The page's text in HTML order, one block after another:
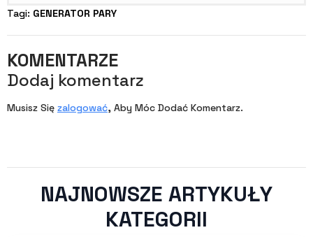
Tagi: GENERATOR PARY
KOMENTARZE
Dodaj komentarz
Musisz Się zalogować, Aby Móc Dodać Komentarz.
NAJNOWSZE ARTYKUŁY
KATEGORII